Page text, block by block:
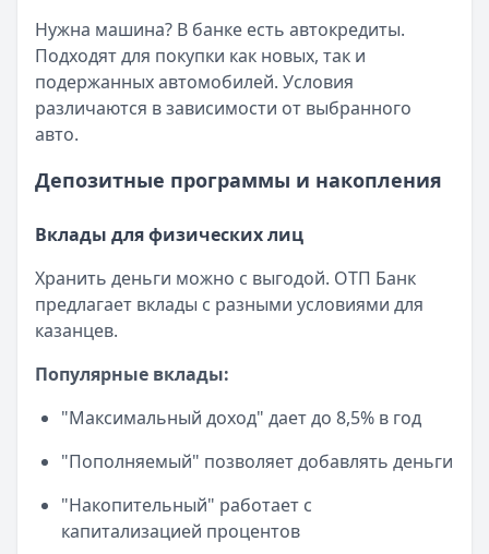
Нужна машина? В банке есть автокредиты.
Подходят для покупки как новых, так и
подержанных автомобилей. Условия
различаются в зависимости от выбранного
авто.
Депозитные программы и накопления
Вклады для физических лиц
Хранить деньги можно с выгодой. ОТП Банк
предлагает вклады с разными условиями для
казанцев.
Популярные вклады:
"Максимальный доход" дает до 8,5% в год
"Пополняемый" позволяет добавлять деньги
"Накопительный" работает с
капитализацией процентов